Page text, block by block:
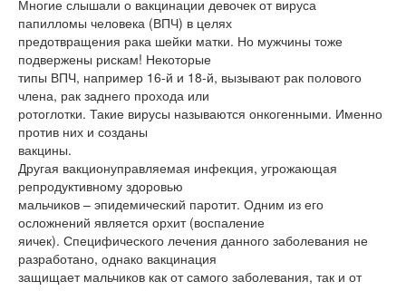
Многие слышали о вакцинации девочек от вируса
папилломы человека (ВПЧ) в целях
предотвращения рака шейки матки. Но мужчины тоже
подвержены рискам! Некоторые
типы ВПЧ, например 16-й и 18-й, вызывают рак полового
члена, рак заднего прохода или
ротоглотки. Такие вирусы называются онкогенными. Именно
против них и созданы
вакцины.
Другая вакционуправляемая инфекция, угрожающая
репродуктивному здоровью
мальчиков – эпидемический паротит. Одним из его
осложнений является орхит (воспаление
яичек). Специфического лечения данного заболевания не
разработано, однако вакцинация
защищает мальчиков как от самого заболевания, так и от